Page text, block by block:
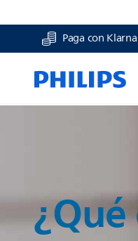
Paga con Klarna